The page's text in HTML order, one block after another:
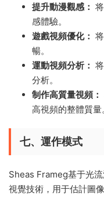
提升動漫觀感：
感體驗。
遊戲視頻優化：
暢。
運動視頻分析：
分析。
制作高質量視頻：
高視頻的整體質量
七、運作模式
Sheas Frameg基于光
視覺技術，用于估計圖